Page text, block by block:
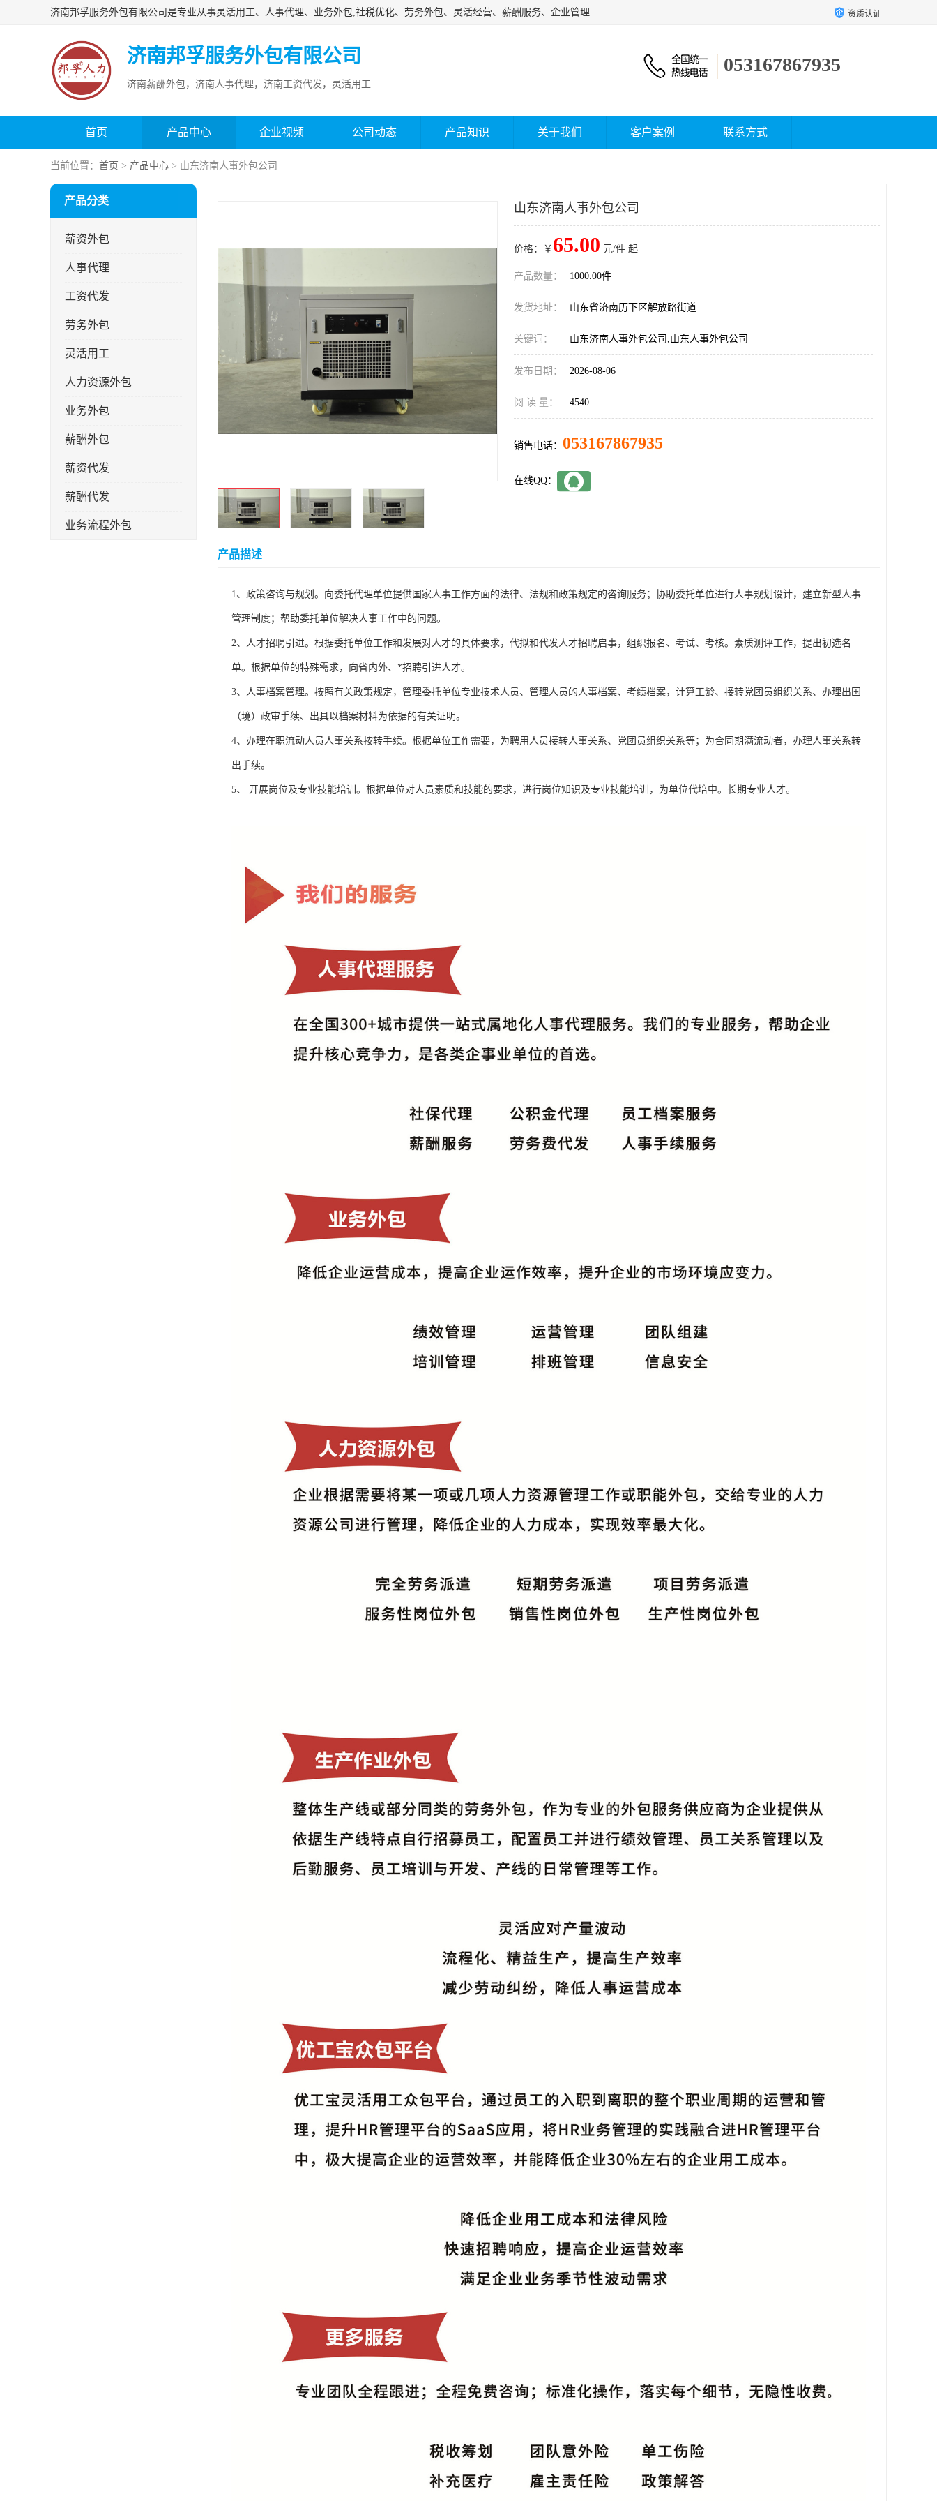
济南邦孚服务外包有限公司是专业从事灵活用工、人事代理、业务外包,社税优化、劳务外包、灵活经营、薪酬服务、企业管理咨询等的全国性的服务外包机构，邦孚人力—合法合规的灵活用工、人力外包、劳务派遣、共享经济财税优化专家，是国内提供企业人力资源综合解决方案有影响的人力资源公司之一。 资质认证
济南邦孚服务外包有限公司
济南薪酬外包，济南人事代理，济南工资代发，灵活用工
053167867935
首页 产品中心 企业视频 公司动态 产品知识 关于我们 客户案例 联系方式
当前位置： 首页 > 产品中心 > 山东济南人事外包公司
产品分类
薪资外包
人事代理
工资代发
劳务外包
灵活用工
人力资源外包
业务外包
薪酬外包
薪资代发
薪酬代发
业务流程外包
山东济南人事外包公司
价格：￥ 65.00 元/件 起
产品数量： 1000.00件
发货地址： 山东省济南历下区解放路街道
关键词： 山东济南人事外包公司,山东人事外包公司
发布日期： 2026-08-06
阅 读 量： 4540
销售电话： 053167867935
在线QQ：
产品描述
1、政策咨询与规划。向委托代理单位提供国家人事工作方面的法律、法规和政策规定的咨询服务；协助委托单位进行人事规划设计，建立新型人事
管理制度；帮助委托单位解决人事工作中的问题。
2、人才招聘引进。根据委托单位工作和发展对人才的具体要求，代拟和代发人才招聘启事，组织报名、考试、考核。素质测评工作，提出初选名
单。根据单位的特殊需求，向省内外、*招聘引进人才。
3、人事档案管理。按照有关政策规定，管理委托单位专业技术人员、管理人员的人事档案、考绩档案，计算工龄、接转党团员组织关系、办理出国
（境）政审手续、出具以档案材料为依据的有关证明。
4、办理在职流动人员人事关系按转手续。根据单位工作需要，为聘用人员接转人事关系、党团员组织关系等；为合同期满流动者，办理人事关系转
出手续。
5、 开展岗位及专业技能培训。根据单位对人员素质和技能的要求，进行岗位知识及专业技能培训，为单位代培中。长期专业人才。